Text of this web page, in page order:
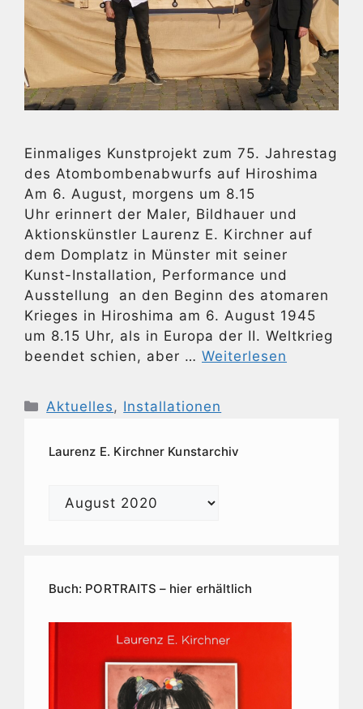
Einmaliges Kunstprojekt zum 75. Jahrestag
des Atombombenabwurfs auf Hiroshima
Am 6. August, morgens um 8.15
Uhr erinnert der Maler, Bildhauer und
Aktionskünstler Laurenz E. Kirchner auf
dem Domplatz in Münster mit seiner
Kunst-Installation, Performance und
Ausstellung an den Beginn des atomaren
Krieges in Hiroshima am 6. August 1945
um 8.15 Uhr, als in Europa der II. Weltkrieg
beendet schien, aber … Weiterlesen
Kategorien
Aktuelles , Installationen
Laurenz E. Kirchner Kunstarchiv
Laurenz
Buch: PORTRAITS – hier erhältlich